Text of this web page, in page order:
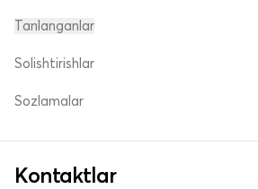
Tanlanganlar
Solishtirishlar
Sozlamalar
Kontaktlar